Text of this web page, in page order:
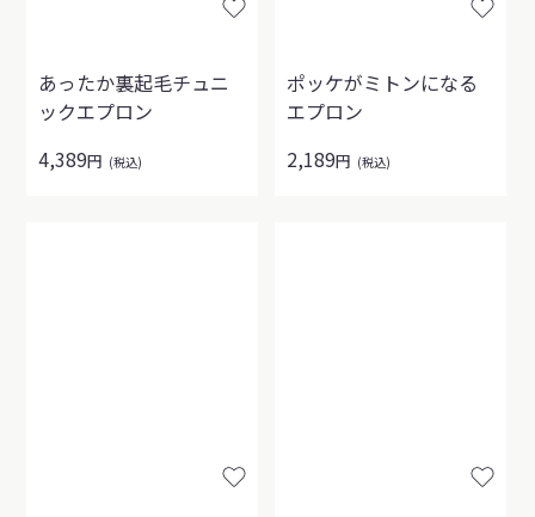
あったか裏起毛チュニ
ックエプロン
4,389円 (税込)
ポッケがミトンになる
エプロン
2,189円 (税込)